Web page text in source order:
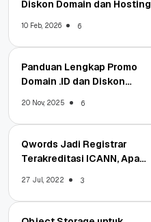
Diskon Domain dan Hosting
10 Feb, 2026 6
Panduan Lengkap Promo
Domain .ID dan Diskon
20 Nov, 2025 6
Qwords Jadi Registrar
Terakreditasi ICANN, Apa
27 Jul, 2022 3